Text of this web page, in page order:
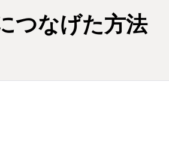
つなげた方法